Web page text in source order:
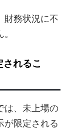
財務状況に不
れるこ
は、未上場の
が限定される